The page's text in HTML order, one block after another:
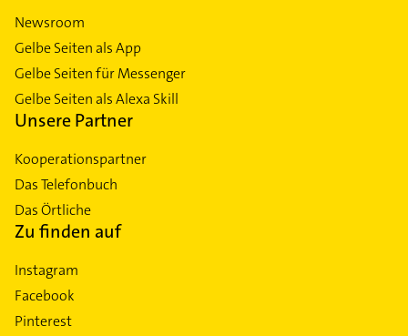
Newsroom
Gelbe Seiten als App
Gelbe Seiten für Messenger
Gelbe Seiten als Alexa Skill
Unsere Partner
Kooperationspartner
Das Telefonbuch
Das Örtliche
Zu finden auf
Instagram
Facebook
Pinterest